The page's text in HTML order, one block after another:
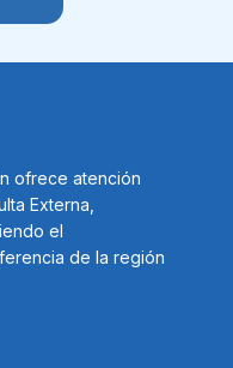
ofrece atención
Externa,
el
de la región